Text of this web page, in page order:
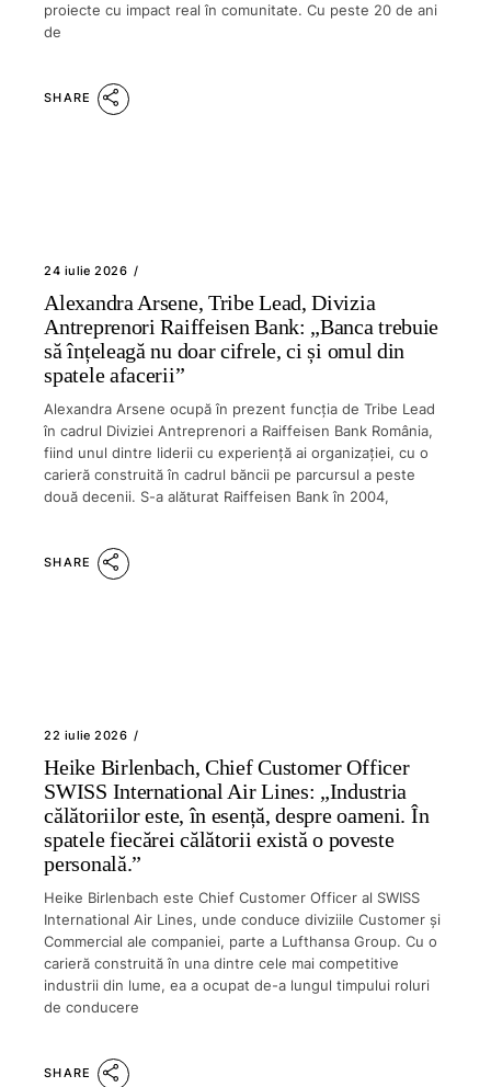
proiecte cu impact real în comunitate. Cu peste 20 de ani
de
SHARE
24 iulie 2026
Alexandra Arsene, Tribe Lead, Divizia
Antreprenori Raiffeisen Bank: „Banca trebuie
să înțeleagă nu doar cifrele, ci și omul din
spatele afacerii”
Alexandra Arsene ocupă în prezent funcția de Tribe Lead
în cadrul Diviziei Antreprenori a Raiffeisen Bank România,
fiind unul dintre liderii cu experiență ai organizației, cu o
carieră construită în cadrul băncii pe parcursul a peste
două decenii. S-a alăturat Raiffeisen Bank în 2004,
SHARE
22 iulie 2026
Heike Birlenbach, Chief Customer Officer
SWISS International Air Lines: „Industria
călătoriilor este, în esență, despre oameni. În
spatele fiecărei călătorii există o poveste
personală.”
Heike Birlenbach este Chief Customer Officer al SWISS
International Air Lines, unde conduce diviziile Customer și
Commercial ale companiei, parte a Lufthansa Group. Cu o
carieră construită în una dintre cele mai competitive
industrii din lume, ea a ocupat de-a lungul timpului roluri
de conducere
SHARE